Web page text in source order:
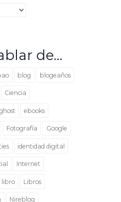
de…
blog blogeaños
Ciencia
ebooks
Fotografía Google
identidad digital
Internet
libro Libros
Nireblog